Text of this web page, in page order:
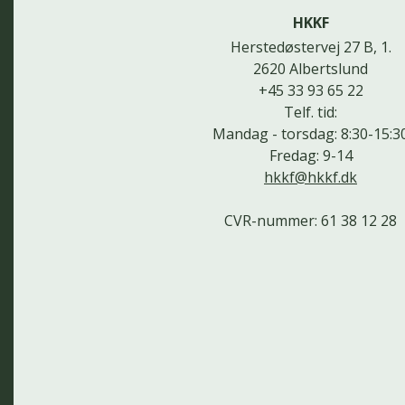
HKKF
Herstedøstervej 27 B, 1.
2620 Albertslund
+45 33 93 65 22
Telf. tid:
Mandag - torsdag: 8:30-
Fredag: 9-14
hkkf@hkkf.dk
CVR-nummer: 61 38 12 28